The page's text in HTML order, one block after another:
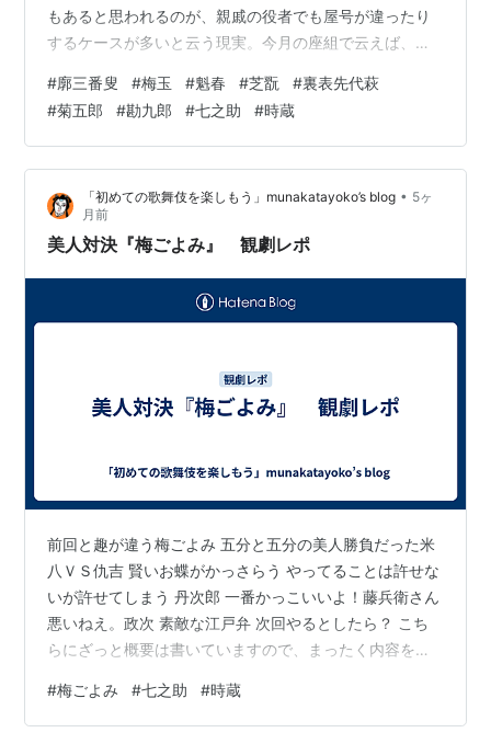
もあると思われるのが、親戚の役者でも屋号が違ったり
するケースが多いと云う現実。今月の座組で云えば、成
春は加賀屋である。これは梅玉・魁春兄弟の親である六
代目歌右衛門が成駒屋を甥の先代芝翫に名乗らせ、自分
の養子である梅玉と魁春には、それぞれ襲名する際に高
砂屋と加賀屋を継がせたと云う事情に由来している。そ
んな例は数多くあるので、興味のある方は調べてみると
面白いかもしれない。 幕開きは『廓三番叟』。江戸時…
#廓三番叟 #梅玉 #魁春 #芝翫 #裏表先代萩
#菊五郎 #勘九郎 #七之助 #時蔵
「初めての歌舞伎を楽しもう」munakatayoko’s blog • 5ヶ
月前
美人対決『梅ごよみ』 観劇レポ
前回と趣が違う梅ごよみ 五分と五分の美人勝負だった米
八ＶＳ仇吉 賢いお蝶がかっさらう やってることは許せな
いが許せてしまう 丹次郎 一番かっこいいよ！藤兵衛さん
悪いねえ。政次 素敵な江戸弁 次回やるとしたら？ こち
らにざっと概要は書いていますので、まったく内容を知
https://munakatayoko.hatenablog.com/entry/2017/02/
06/230551 「梅ごよみ」は、本当にここに書いたように
#梅ごよみ #七之助 #時蔵